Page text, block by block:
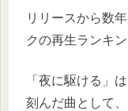
リリースから数
クの再生ランキ
「夜に駆ける」
刻んだ曲として